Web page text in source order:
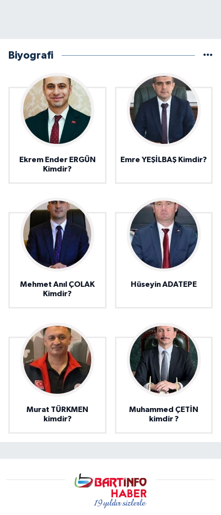
Biyografi
Ekrem Ender ERGÜN
Kimdir?
Emre YEŞİLBAŞ Kimdir?
Mehmet Anıl ÇOLAK
Kimdir?
Hüseyin ADATEPE
Murat TÜRKMEN
kimdir?
Muhammed ÇETİN
kimdir ?